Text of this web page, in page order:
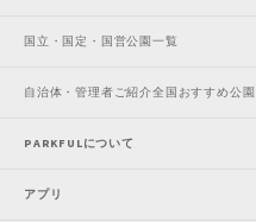
国立・国定・国営公園一覧
自治体・管理者ご紹介全国おすすめ公園
PARKFULについて
アプリ